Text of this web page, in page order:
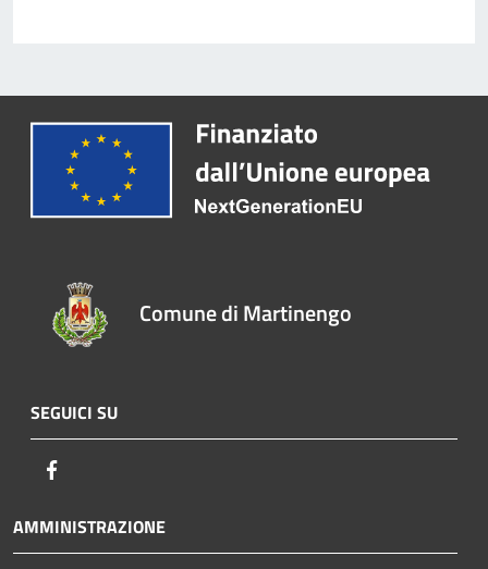
Comune di Martinengo
SEGUICI SU
AMMINISTRAZIONE